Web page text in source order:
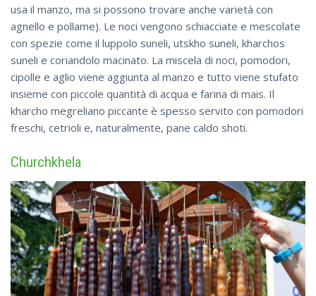
usa il manzo, ma si possono trovare anche varietà con
agnello e pollame). Le noci vengono schiacciate e mescolate
con spezie come il luppolo suneli, utskho suneli, kharchos
suneli e coriandolo macinato. La miscela di noci, pomodori,
cipolle e aglio viene aggiunta al manzo e tutto viene stufato
insieme con piccole quantità di acqua e farina di mais. Il
kharcho megreliano piccante è spesso servito con pomodori
freschi, cetrioli e, naturalmente, pane caldo shoti.
Churchkhela